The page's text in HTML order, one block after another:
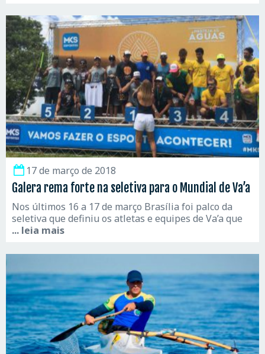
17 de março de 2018
Galera rema forte na seletiva para o Mundial de Va’a
Nos últimos 16 a 17 de março Brasília foi palco da
seletiva que definiu os atletas e equipes de Va’a que
... leia mais